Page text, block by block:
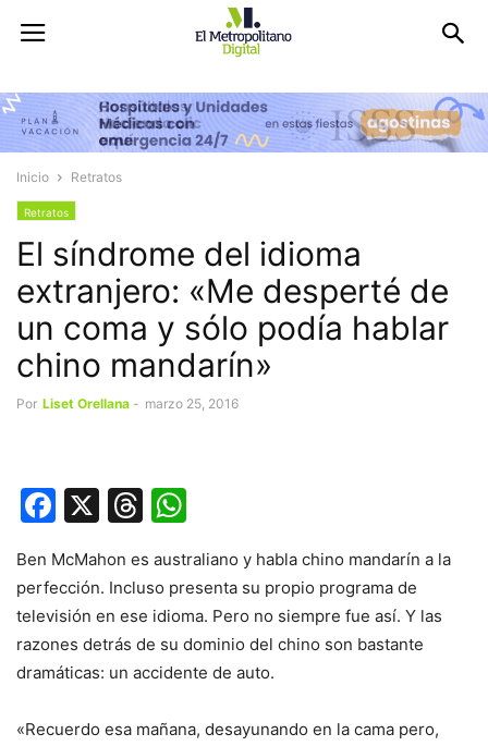
Inicio Retratos
Retratos
El síndrome del idioma
extranjero: «Me desperté de
un coma y sólo podía hablar
chino mandarín»
Por Liset Orellana - marzo 25, 2016
Facebook
X Threads
Ben McMahon es australiano y habla chino mandarín a la
perfección. Incluso presenta su propio programa de
televisión en ese idioma. Pero no siempre fue así. Y las
razones detrás de su dominio del chino son bastante
dramáticas: un accidente de auto.
«Recuerdo esa mañana, desayunando en la cama pero,